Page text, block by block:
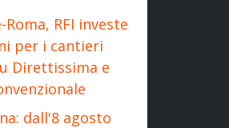
Roma, RFI investe
per i cantieri
Direttissima e
dall'8 agosto